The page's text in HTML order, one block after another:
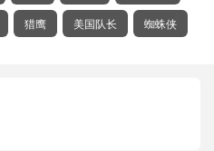
猎鹰 美国队长 蜘蛛侠